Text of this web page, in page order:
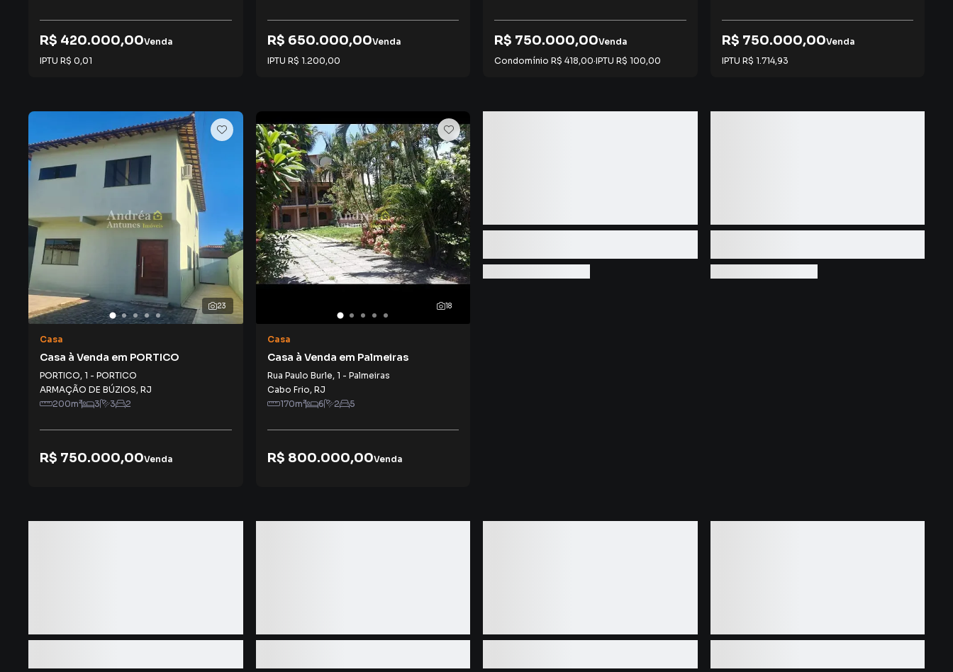
R$ 420.000,00Venda
IPTU R$ 0,01
R$ 650.000,00Venda
IPTU R$ 1.200,00
R$ 750.000,00Venda
Condomínio R$ 418,00·IPTU R$ 100,00
R$ 750.000,00Venda
IPTU R$ 1.714,93
23
Casa
Casa à Venda em PORTICO
PORTICO, 1 - PORTICO
ARMAÇÃO DE BÚZIOS, RJ
200m² 3 3 2
R$ 750.000,00Venda
18
Casa
Casa à Venda em Palmeiras
Rua Paulo Burle, 1 - Palmeiras
Cabo Frio, RJ
170m² 6 2 5
R$ 800.000,00Venda